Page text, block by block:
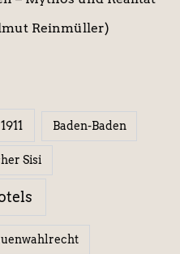
Reinmüller)
1911 Baden-Baden
Sisi